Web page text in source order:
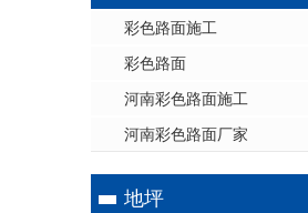
彩色路面施工
彩色路面
河南彩色路面施工
河南彩色路面厂家
地坪